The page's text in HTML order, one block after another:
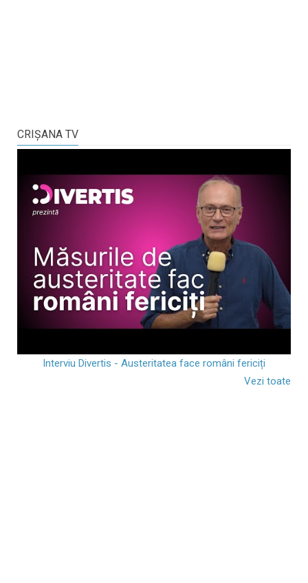
CRIŞANA TV
Interviu Divertis - Austeritatea face români fericiți
Vezi toate